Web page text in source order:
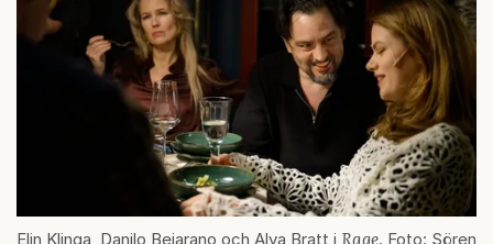
Elin Klinga, Danilo Bejarano och Alva Bratt i Rage. Foto: Sören